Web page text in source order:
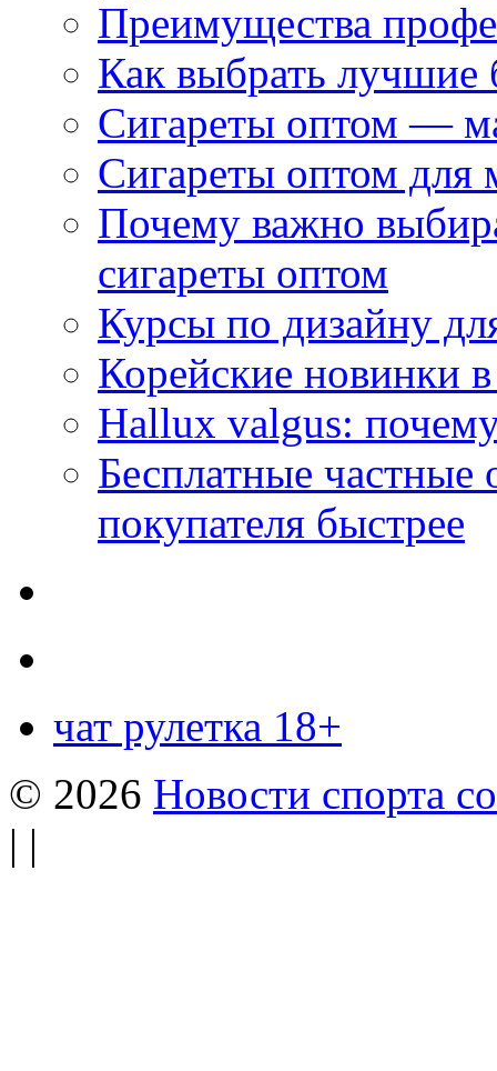
Преимущества
Как выбрать
Сигареты оптом —
Сигареты оптом для
Почему важно
сигареты оптом
Курсы по дизайну
Корейские новинки
Hallux valgus: почему
Бесплатные частные
покупателя быстрее
чат рулетка 18+
© 2026 Новости спорта
| |